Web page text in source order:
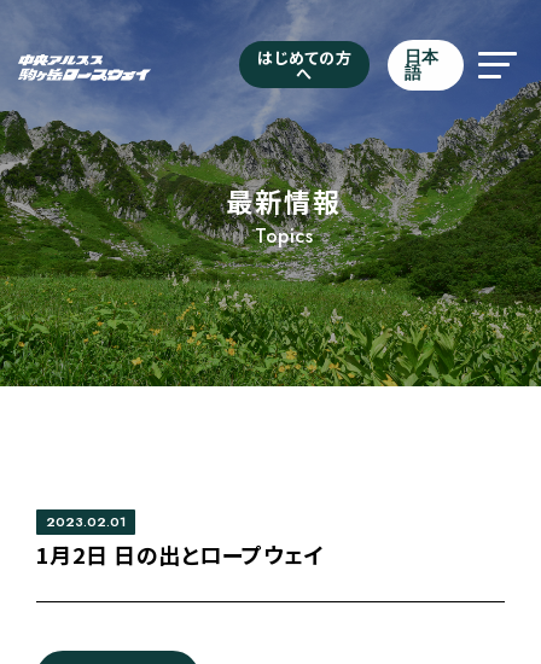
はじめての方
へ
日本
語
最新情報
Topics
2023.02.01
1月2日 日の出とロープウェイ